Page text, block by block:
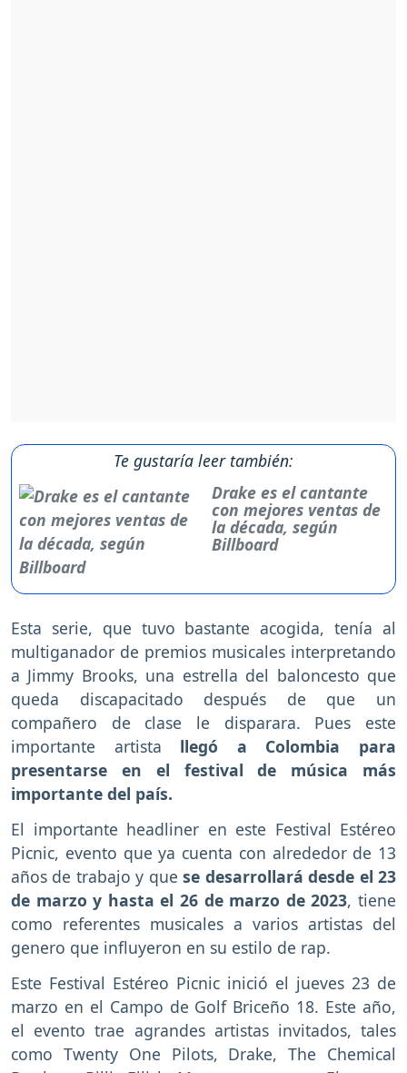
Te gustaría leer también:
Drake es el cantante
con mejores ventas de
la década, según
Billboard
Esta serie, que tuvo bastante acogida, tenía al
multiganador de premios musicales interpretando
a Jimmy Brooks, una estrella del baloncesto que
queda discapacitado después de que un
compañero de clase le disparara. Pues este
importante artista llegó a Colombia para
presentarse en el festival de música más
importante del país.
El importante headliner en este Festival Estéreo
Picnic, evento que ya cuenta con alrededor de 13
años de trabajo y quese desarrollará desde el 23
de marzo y hasta el 26 de marzo de 2023, tiene
como referentes musicales a varios artistas del
genero que influyeron en su estilo de rap.
Este Festival Estéreo Picnic inició el jueves 23 de
marzo en el Campo de Golf Briceño 18. Este año,
el evento trae agrandes artistas invitados, tales
como Twenty One Pilots, Drake, The Chemical